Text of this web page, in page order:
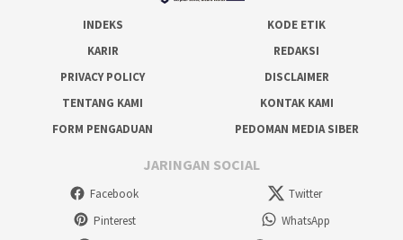
INDEKS
KODE ETIK
KARIR
REDAKSI
PRIVACY POLICY
DISCLAIMER
TENTANG KAMI
KONTAK KAMI
FORM PENGADUAN
PEDOMAN MEDIA SIBER
JARINGAN SOCIAL
Facebook
Twitter
Pinterest
WhatsApp